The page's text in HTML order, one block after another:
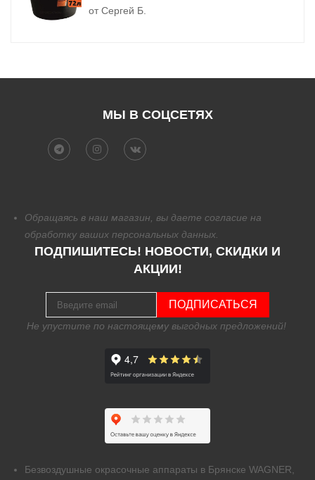
от Сергей Б.
МЫ В СОЦСЕТЯХ
Обращаясь в наш магазин, вы даете согласие на
обработку ваших персональных данных.
ПОДПИШИТЕСЬ! НОВОСТИ, СКИДКИ И
АКЦИИ!
ПОДПИСАТЬСЯ
Не упустите по настоящему выгодных предложений!
Безвоздушные окрасочные аппараты в Брянске WAGNER,